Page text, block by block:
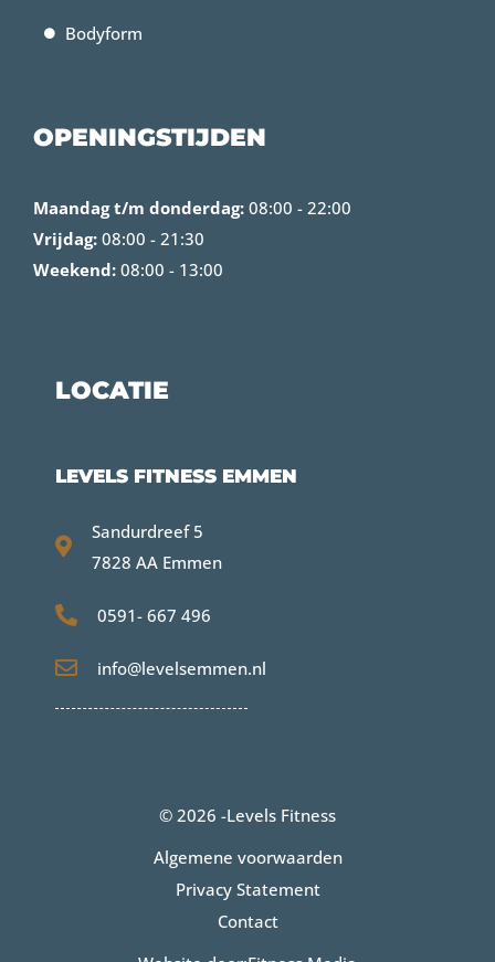
Bodyform
OPENINGSTIJDEN
Maandag t/m donderdag: 08:00 - 22:00
Vrijdag: 08:00 - 21:30
Weekend: 08:00 - 13:00
LOCATIE
LEVELS FITNESS EMMEN
Sandurdreef 5
7828 AA Emmen
0591- 667 496
info@levelsemmen.nl
© 2026 -Levels Fitness
Algemene voorwaarden
Privacy Statement
Contact